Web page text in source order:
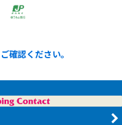
確認ください。